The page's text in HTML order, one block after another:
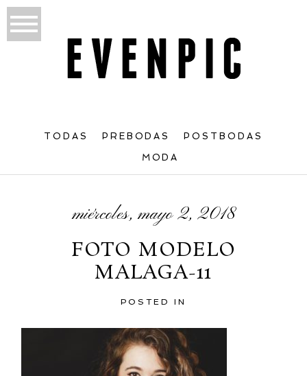
TODAS PREBODAS POSTBODAS
MODA
miércoles, mayo 2, 2018
FOTO MODELO
MALAGA-11
POSTED IN